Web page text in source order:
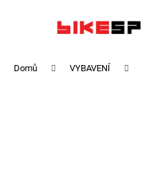
Domů VYBAVENÍ
Zpět
Zpět